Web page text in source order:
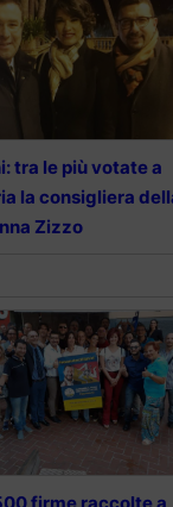
tra le più votate a
la consigliera
Zizzo
firme raccolte a